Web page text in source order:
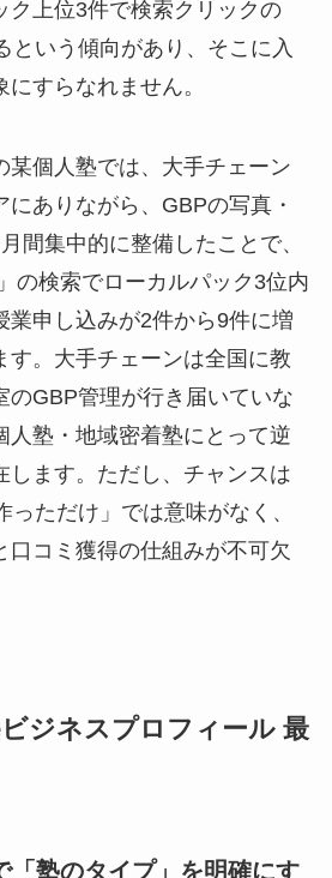
ク上位3件で検索クリックの
という傾向があり、そこに入
すらなれません。
某個人塾では、大手チェーン
ありながら、GBPの写真・
間集中的に整備したことで、
の検索でローカルパック3位内
業申し込みが2件から9件に増
す。大手チェーンは全国に教
のGBP管理が行き届いていな
人塾・地域密着塾にとって逆
します。ただし、チャンスは
っただけ」では意味がなく、
口コミ獲得の仕組みが不可欠
ジネスプロフィール 最
「塾のタイプ」を明確にす